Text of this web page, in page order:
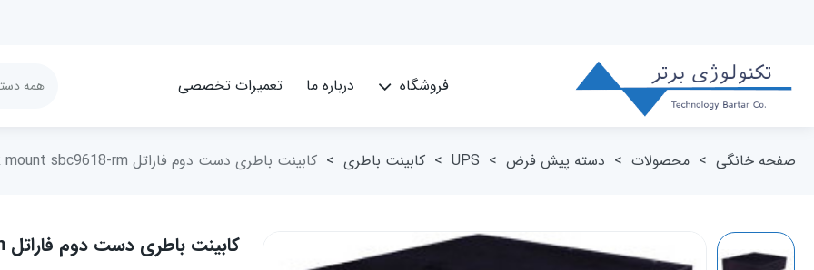
فروشگاه درباره ما تعمیرات تخصصی
صفحه خانگی > محصولات > دسته پیش فرض >
UPS
> کابینت باطری > کابینت باطری دست دوم فاراتل rack mount sbc9618-rm
کابینت باطری دست دوم فاراتل rack mount sbc9618-rm